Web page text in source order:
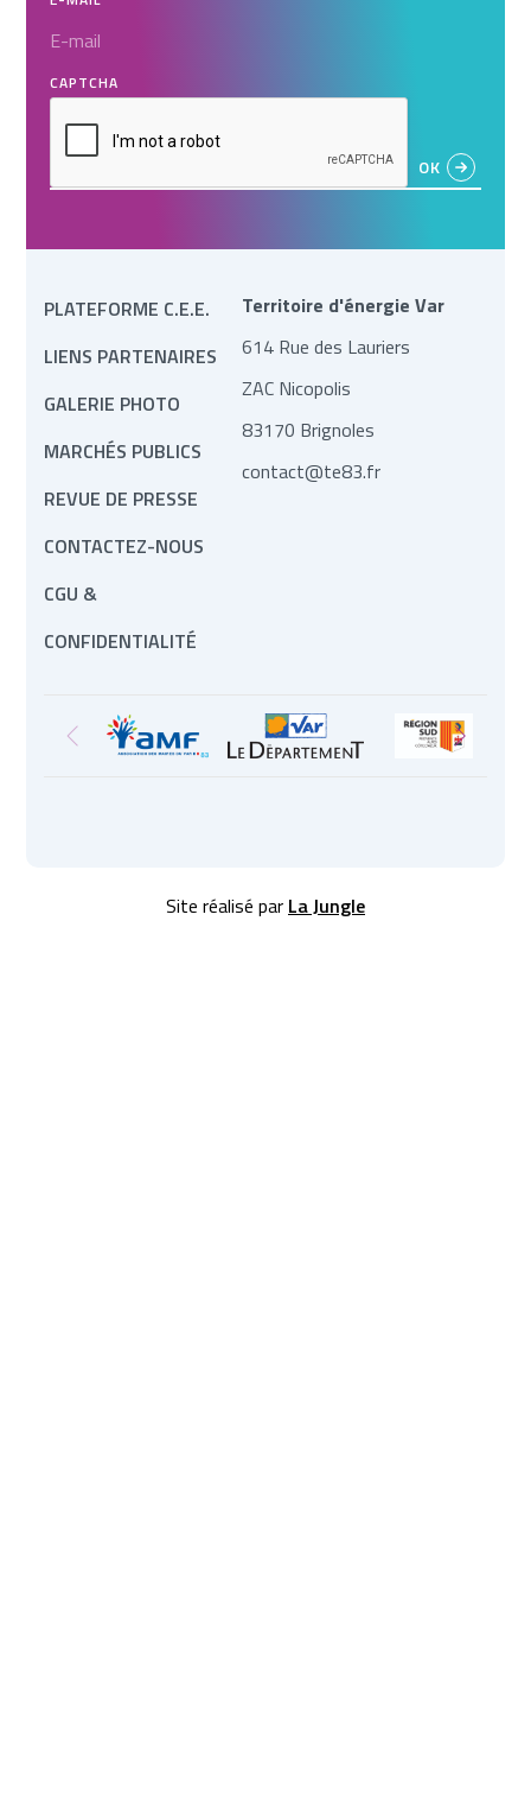
CAPTCHA
PLATEFORME C.E.E.
LIENS PARTENAIRES
GALERIE PHOTO
MARCHÉS PUBLICS
REVUE DE PRESSE
CONTACTEZ-NOUS
CGU &
CONFIDENTIALITÉ
Territoire d'énergie Var
614 Rue des Lauriers
ZAC Nicopolis
83170 Brignoles
contact@te83.fr
Site réalisé par La Jungle